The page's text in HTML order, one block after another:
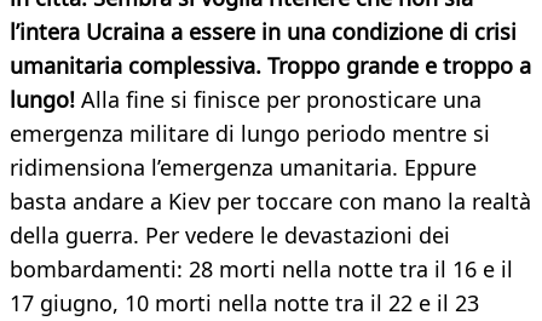
l’intera Ucraina a essere in una condizione di crisi
umanitaria complessiva. Troppo grande e troppo a
lungo! Alla fine si finisce per pronosticare una
emergenza militare di lungo periodo mentre si
ridimensiona l’emergenza umanitaria. Eppure
basta andare a Kiev per toccare con mano la realtà
della guerra. Per vedere le devastazioni dei
bombardamenti: 28 morti nella notte tra il 16 e il
17 giugno, 10 morti nella notte tra il 22 e il 23